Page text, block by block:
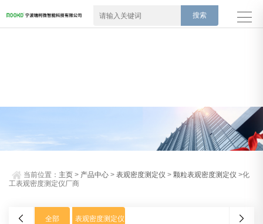
当前位置： 主页 > 产品中心 >表观密度测定仪 >颗粒表观密度测定仪 >化
工表观密度测定仪厂商
全部 表观密度测定仪